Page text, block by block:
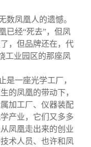
数凤凰人的遗憾。
已经“死去”，但凤
，但品牌还在，代
工业园区的那座凤
是一座光学工厂，
的凤凰的带动下，
加工厂、仪器装配
产业，它们又多多
凤凰走出来的创业
术人员、也许和凤